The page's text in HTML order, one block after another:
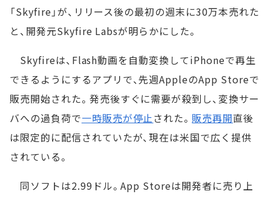
「Skyfire」が、リリース後の最初の週末に30万本売れた
と、開発元Skyfire Labsが明らかにした。
Skyfireは、Flash動画を自動変換してiPhoneで再生
できるようにするアプリで、先週AppleのApp Storeで
販売開始された。発売後すぐに需要が殺到し、変換サー
バへの過負荷で一時販売が停止された。販売再開直後
は限定的に配信されていたが、現在は米国で広く提供
されている。
同ソフトは2.99ドル。App Storeは開発者に売り上